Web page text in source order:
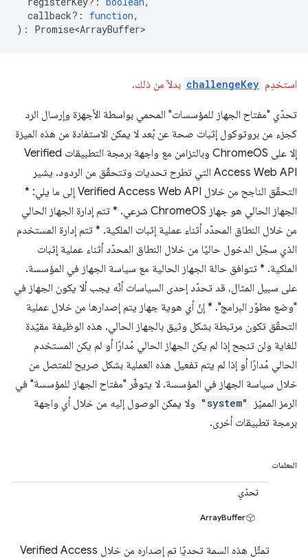
callback? : function,
) : Promise<ArrayBuffer>
استخدِم challengeKey بدلاً من ذلك.
تحدّي "مفتاح الجهاز للمؤسسات" المحمي بواسطة الأجهزة وإرسال الرد
كجزء من بروتوكول إثبات صحة عن بُعد لا يمكن الاستفادة من هذه الميزة
إلا على ChromeOS وبالتزامن مع واجهة برمجة التطبيقات Verified
Access Web API التي تطرح تحديات وتتحقّق من الردود. يشير
التحقّق الناجح من خلال Verified Access Web API إلى ما يلي: *
الجهاز الحالي هو جهاز ChromeOS شرعي. * تتم إدارة الجهاز الحالي
من خلال النطاق المحدّد أثناء عملية إثبات الملكية. * تتم إدارة المستخدم
الذي سجّل الدخول حاليًا من خلال النطاق المحدّد أثناء عملية إثبات
الملكية. * تتوافق حالة الجهاز الحالية مع سياسة الجهاز في المؤسسة.
على سبيل المثال، قد تحدّد إحدى السياسات أنّه يجب ألا يكون الجهاز في
"وضع مطوّر البرامج". * إنّ أي هوية جهاز يتم إصدارها من خلال عملية
التحقّق تكون مرتبطة بشكل وثيق بالجهاز الحالي. هذه الوظيفة مقيّدة
للغاية ولن تنجح إذا لم يكن الجهاز الحالي مُدارًا أو لم يكن المستخدم
الحالي مُدارًا أو إذا لم يتم تفعيل هذه العملية بشكل صريح للمتصل من
خلال سياسة الجهاز في المؤسسة. لا يتوفّر "مفتاح الجهاز للمؤسسة" في
الرمز المميّز
"system" ولا يمكن الوصول إليه من خلال أي واجهة
برمجة تطبيقات أخرى.
المعلمات
تحدّي
ArrayBuffer
تمثّل هذه السمة تحديًا تم إصداره من خلال Verified Access